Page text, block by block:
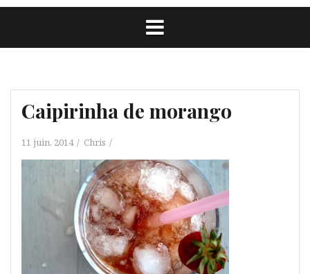
Caipirinha de morango
11 juin, 2014 Chris